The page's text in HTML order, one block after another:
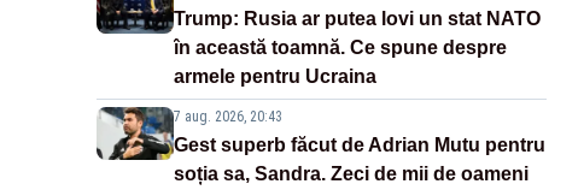
Trump: Rusia ar putea lovi un stat NATO
în această toamnă. Ce spune despre
armele pentru Ucraina
7 aug. 2026, 20:43
Gest superb făcut de Adrian Mutu pentru
soția sa, Sandra. Zeci de mii de oameni